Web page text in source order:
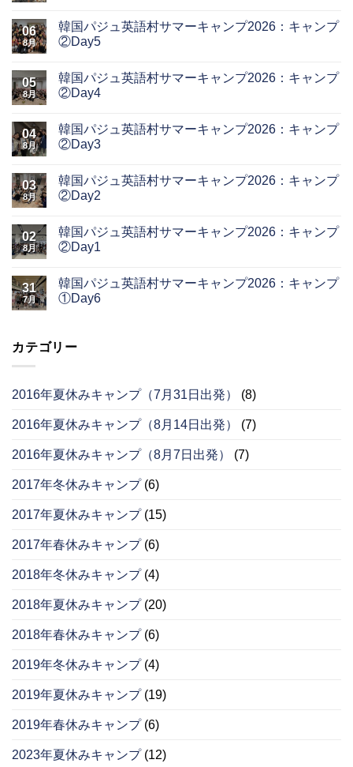
06
8月
韓国パジュ英語村サマーキャンプ2026：キャンプ
②Day5
05
8月
韓国パジュ英語村サマーキャンプ2026：キャンプ
②Day4
04
8月
韓国パジュ英語村サマーキャンプ2026：キャンプ
②Day3
03
8月
韓国パジュ英語村サマーキャンプ2026：キャンプ
②Day2
02
8月
韓国パジュ英語村サマーキャンプ2026：キャンプ
②Day1
31
7月
韓国パジュ英語村サマーキャンプ2026：キャンプ
①Day6
カテゴリー
2016年夏休みキャンプ（7月31日出発） (8)
2016年夏休みキャンプ（8月14日出発） (7)
2016年夏休みキャンプ（8月7日出発） (7)
2017年冬休みキャンプ(6)
2017年夏休みキャンプ(15)
2017年春休みキャンプ(6)
2018年冬休みキャンプ(4)
2018年夏休みキャンプ(20)
2018年春休みキャンプ(6)
2019年冬休みキャンプ(4)
2019年夏休みキャンプ(19)
2019年春休みキャンプ(6)
2023年夏休みキャンプ(12)